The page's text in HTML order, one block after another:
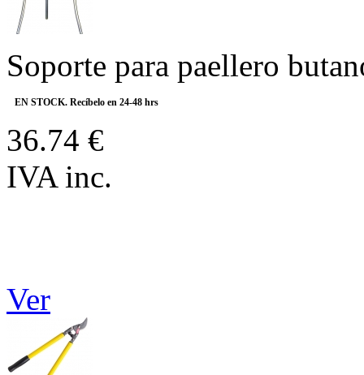
Soporte para paellero
EN STOCK. Recíbelo en 24-48 hrs
36.74 €
IVA inc.
Ver